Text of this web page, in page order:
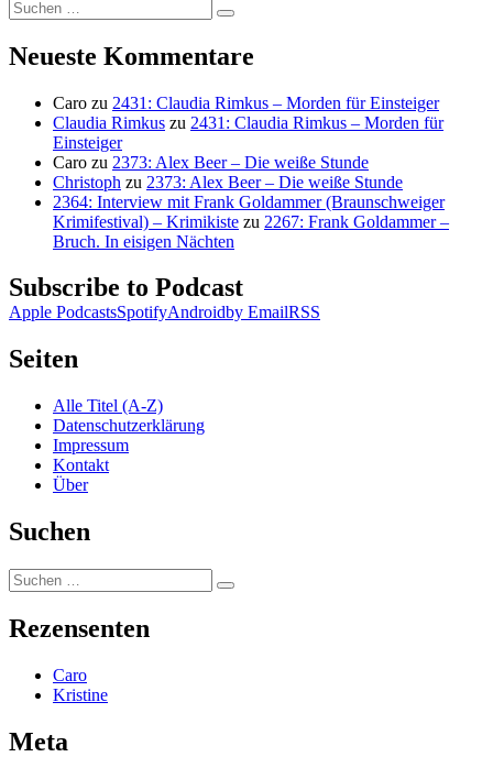
Suchen
nach:
Suchen
Neueste Kommentare
Caro zu 2431: Claudia Rimkus – Morden für Einsteiger
Claudia Rimkus zu 2431: Claudia Rimkus – Morden für
Einsteiger
Caro zu 2373: Alex Beer – Die weiße Stunde
Christoph zu 2373: Alex Beer – Die weiße Stunde
2364: Interview mit Frank Goldammer (Braunschweiger
Krimifestival) – Krimikiste zu 2267: Frank Goldammer –
Bruch. In eisigen Nächten
Subscribe to Podcast
Apple PodcastsSpotifyAndroidby EmailRSS
Seiten
Alle Titel (A-Z)
Datenschutzerklärung
Impressum
Kontakt
Über
Suchen
Suchen
nach:
Suchen
Rezensenten
Caro
Kristine
Meta